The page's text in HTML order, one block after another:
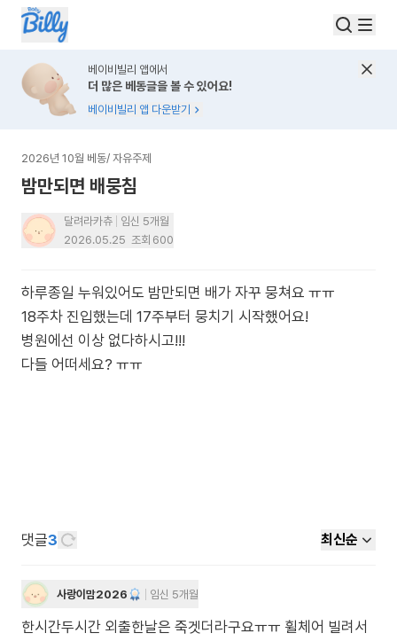
베이비빌리 앱에서
더 많은 베동글을 볼 수 있어요!
베이비빌리 앱 다운받기
2026년 10월 베동/ 자유주제
밤만되면 배뭉침
달려라카츄
임신 5개월
2026.05.25 조회 600
하루종일 누워있어도 밤만되면 배가 자꾸 뭉쳐요 ㅠㅠ
18주차 진입했는데 17주부터 뭉치기 시작했어요!
병원에선 이상 없다하시고!!!
다들 어떠세요? ㅠㅠ
댓글3 최신순
사랑이맘2026 임신 5개월
한시간두시간 외출한날은 죽겟더라구요ㅠㅠ 휠체어 빌려서